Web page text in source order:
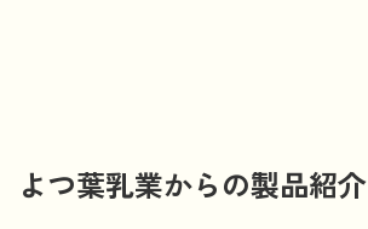
よつ葉乳業からの製品紹介